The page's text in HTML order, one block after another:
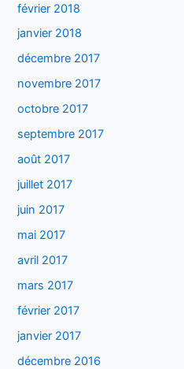
février 2018
janvier 2018
décembre 2017
novembre 2017
octobre 2017
septembre 2017
août 2017
juillet 2017
juin 2017
mai 2017
avril 2017
mars 2017
février 2017
janvier 2017
décembre 2016